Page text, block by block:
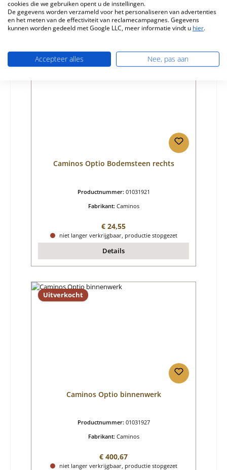
Levertijd ca. 2-3 weken
Details
Uitverkocht
Caminos Optio Bodemsteen rechts
Productnummer: 01031921
Fabrikant: Caminos
Normale prijs:
€ 24,55
niet langer verkrijgbaar, productie stopgezet
Details
Uitverkocht
Caminos Optio binnenwerk
Productnummer: 01031927
Fabrikant: Caminos
Normale prijs:
€ 400,67
niet langer verkrijgbaar, productie stopgezet
cookies die we gebruiken opent u de instellingen.
De gegevens worden verzameld voor het personaliseren van advertenties
en het meten van de effectiviteit van reclamecampagnes. Gegevens
kunnen worden gedeeld met Google LLC, meer informatie vindt u hier.
Accepteer alles Nee, pas aan